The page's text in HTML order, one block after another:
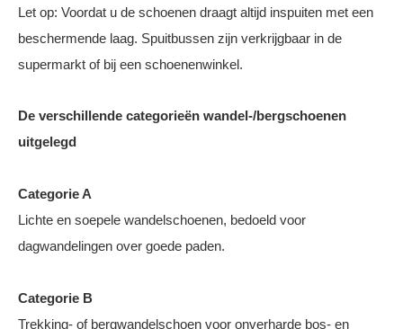
Let op: Voordat u de schoenen draagt altijd inspuiten met een
beschermende laag. Spuitbussen zijn verkrijgbaar in de
supermarkt of bij een schoenenwinkel.
De verschillende categorieën wandel-/bergschoenen
uitgelegd
Categorie A
Lichte en soepele wandelschoenen, bedoeld voor
dagwandelingen over goede paden.
Categorie B
Trekking- of bergwandelschoen voor onverharde bos- en